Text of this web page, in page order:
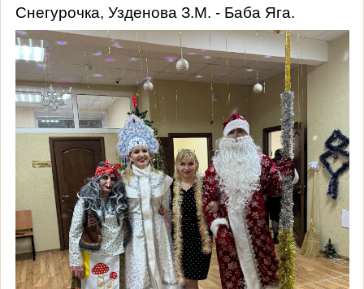
Снегурочка, Узденова З.М. - Баба Яга.